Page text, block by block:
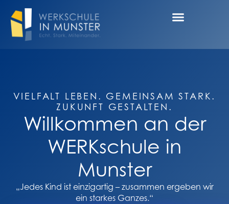
VIELFALT LEBEN. GEMEINSAM STARK.
ZUKUNFT GESTALTEN.
Willkommen an der
WERKschule in
Munster
„Jedes Kind ist einzigartig – zusammen ergeben wir
ein starkes Ganzes.“